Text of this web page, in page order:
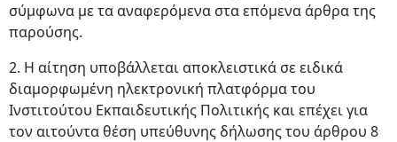
σύμφωνα με τα αναφερόμενα στα επόμενα άρθρα της
παρούσης.
2. Η αίτηση υποβάλλεται αποκλειστικά σε ειδικά
διαμορφωμένη ηλεκτρονική πλατφόρμα του
Ινστιτούτου Εκπαιδευτικής Πολιτικής και επέχει για
τον αιτούντα θέση υπεύθυνης δήλωσης του άρθρου 8